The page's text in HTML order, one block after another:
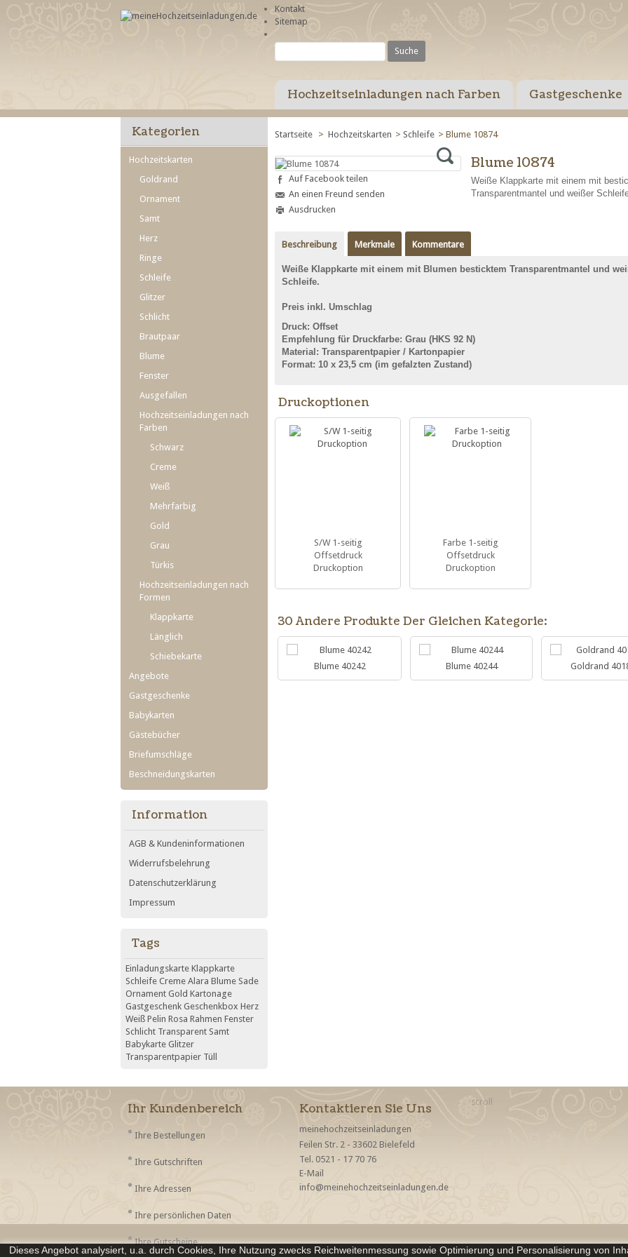
Kontakt
Sitemap
Hochzeitseinladungen nach Farben Gastgeschenke
Startseite > Hochzeitskarten > Schleife > Blume 10874
Auf Facebook teilen
An einen Freund senden
Ausdrucken
Blume 10874
Weiße Klappkarte mit einem mit
Transparentmantel und weißer
Beschreibung Merkmale Kommentare
Weiße Klappkarte mit einem mit Blumen besticktem Transparentmantel und
Schleife.
Preis inkl. Umschlag
Druck: Offset
Empfehlung für Druckfarbe: Grau (HKS 92 N)
Material: Transparentpapier / Kartonpapier
Format: 10 x 23,5 cm (im gefalzten Zustand)
Druckoptionen
S/W 1-seitig
Offsetdruck
Druckoption
Farbe 1-seitig
Offsetdruck
Druckoption
30 Andere Produkte Der Gleichen Kategorie:
Blume 40242 Blume 40244 Goldrand
Kategorien
Hochzeitskarten
Goldrand
Ornament
Samt
Herz
Ringe
Schleife
Glitzer
Schlicht
Brautpaar
Blume
Fenster
Ausgefallen
Hochzeitseinladungen nach
Farben
Schwarz
Creme
Weiß
Mehrfarbig
Gold
Grau
Türkis
Hochzeitseinladungen nach
Formen
Klappkarte
Länglich
Schiebekarte
Angebote
Gastgeschenke
Babykarten
Gästebücher
Briefumschläge
Beschneidungskarten
Information
AGB & Kundeninformationen
Widerrufsbelehrung
Datenschutzerklärung
Impressum
Tags
Einladungskarte Klappkarte
Schleife Creme Alara Blume Sade
Ornament Gold Kartonage
Gastgeschenk Geschenkbox Herz
Weiß Pelin Rosa Rahmen Fenster
Schlicht Transparent Samt
Babykarte Glitzer
Transparentpapier Tüll
Ihr Kundenbereich
Ihre Bestellungen
Ihre Gutschriften
Ihre Adressen
Ihre persönlichen Daten
Ihre Gutscheine
Kontaktieren Sie Uns
meinehochzeitseinladungen
Tel. 0521 - 17 70 76
E-Mail
info@meinehochzeitseinladungen.de
scroll
Dieses Angebot analysiert, u.a. durch Cookies, Ihre Nutzung zwecks Reichweitenmessung sowie Optimierung und Personalisierung von